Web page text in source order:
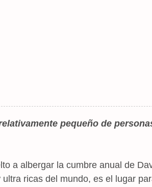
pequeño de
a albergar la cumbre anual de
ricas del mundo, es el lugar